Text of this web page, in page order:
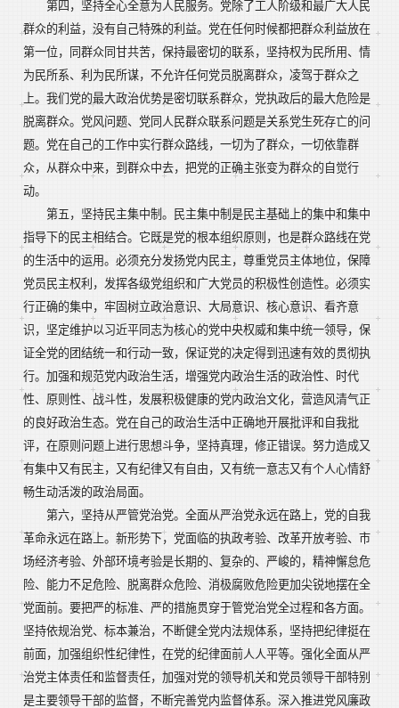
第四，坚持全心全意为人民服务。党除了工人阶级和最广大人民
群众的利益，没有自己特殊的利益。党在任何时候都把群众利益放在
第一位，同群众同甘共苦，保持最密切的联系，坚持权为民所用、情
为民所系、利为民所谋，不允许任何党员脱离群众，凌驾于群众之
上。我们党的最大政治优势是密切联系群众，党执政后的最大危险是
脱离群众。党风问题、党同人民群众联系问题是关系党生死存亡的问
题。党在自己的工作中实行群众路线，一切为了群众，一切依靠群
众，从群众中来，到群众中去，把党的正确主张变为群众的自觉行
动。
第五，坚持民主集中制。民主集中制是民主基础上的集中和集中
指导下的民主相结合。它既是党的根本组织原则，也是群众路线在党
的生活中的运用。必须充分发扬党内民主，尊重党员主体地位，保障
党员民主权利，发挥各级党组织和广大党员的积极性创造性。必须实
行正确的集中，牢固树立政治意识、大局意识、核心意识、看齐意
识，坚定维护以习近平同志为核心的党中央权威和集中统一领导，保
证全党的团结统一和行动一致，保证党的决定得到迅速有效的贯彻执
行。加强和规范党内政治生活，增强党内政治生活的政治性、时代
性、原则性、战斗性，发展积极健康的党内政治文化，营造风清气正
的良好政治生态。党在自己的政治生活中正确地开展批评和自我批
评，在原则问题上进行思想斗争，坚持真理，修正错误。努力造成又
有集中又有民主，又有纪律又有自由，又有统一意志又有个人心情舒
畅生动活泼的政治局面。
第六，坚持从严管党治党。全面从严治党永远在路上，党的自我
革命永远在路上。新形势下，党面临的执政考验、改革开放考验、市
场经济考验、外部环境考验是长期的、复杂的、严峻的，精神懈怠危
险、能力不足危险、脱离群众危险、消极腐败危险更加尖锐地摆在全
党面前。要把严的标准、严的措施贯穿于管党治党全过程和各方面。
坚持依规治党、标本兼治，不断健全党内法规体系，坚持把纪律挺在
前面，加强组织性纪律性，在党的纪律面前人人平等。强化全面从严
治党主体责任和监督责任，加强对党的领导机关和党员领导干部特别
是主要领导干部的监督，不断完善党内监督体系。深入推进党风廉政